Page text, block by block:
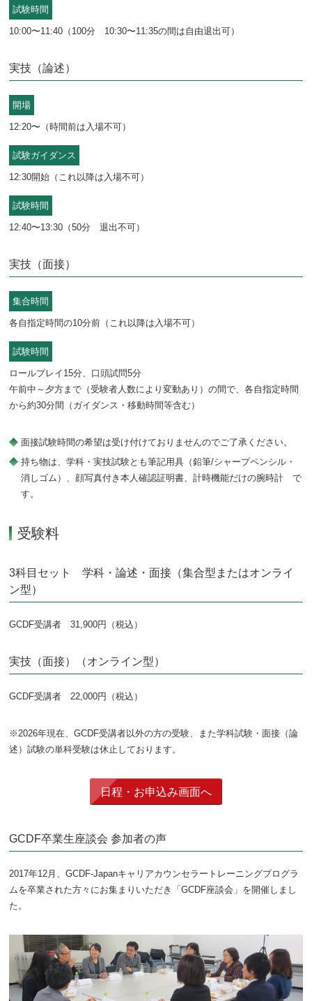
試験時間
10:00〜11:40（100分 10:30〜11:35の間は自由退出可）
実技（論述）
開場
12:20〜（時間前は入場不可）
試験ガイダンス
12:30開始（これ以降は入場不可）
試験時間
12:40〜13:30（50分 退出不可）
実技（面接）
集合時間
各自指定時間の10分前（これ以降は入場不可）
試験時間
ロールプレイ15分、口頭試問5分
午前中～夕方まで（受験者人数により変動あり）の間で、各自指定時間
から約30分間（ガイダンス・移動時間等含む）
面接試験時間の希望は受け付けておりませんのでご了承ください。
持ち物は、学科・実技試験とも筆記用具（鉛筆/シャープペンシル・
消しゴム）、顔写真付き本人確認証明書、計時機能だけの腕時計 で
す。
受験料
3科目セット 学科・論述・面接（集合型またはオンライ
ン型）
GCDF受講者 31,900円（税込）
実技（面接）（オンライン型）
GCDF受講者 22,000円（税込）
※2026年現在、GCDF受講者以外の方の受験、また学科試験・面接（論
述）試験の単科受験は休止しております。
日程・お申込み画面へ
GCDF卒業生座談会 参加者の声
2017年12月、GCDF-Japanキャリアカウンセラートレーニングプログラ
ムを卒業された方々にお集まりいただき「GCDF座談会」を開催しまし
た。